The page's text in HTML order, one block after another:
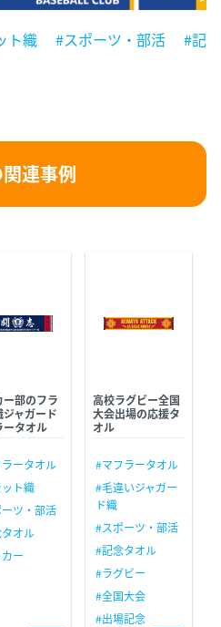
ト織 #スポーツ・部活
#記
連事例
ー部のフラ
ジャガード
ータオル
ータオル
ト織
ツ・部活
オル
ー
高校ラグビー全国
大会出場の応援タ
オル
#マフラータオル
#毛違いジャガー
ド織
#スポーツ・部活
#記念タオル
#ラグビー
#全国大会
#出場記念